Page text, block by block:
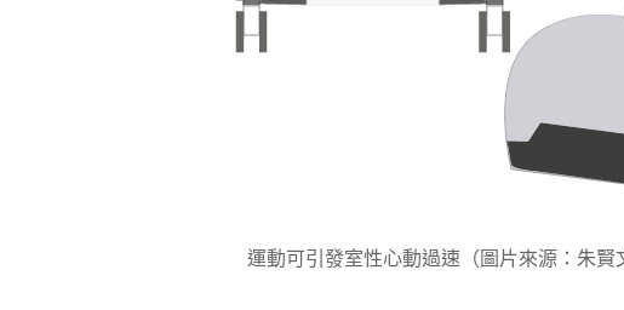
運動可引發室性心動過速（圖片來源：朱賢